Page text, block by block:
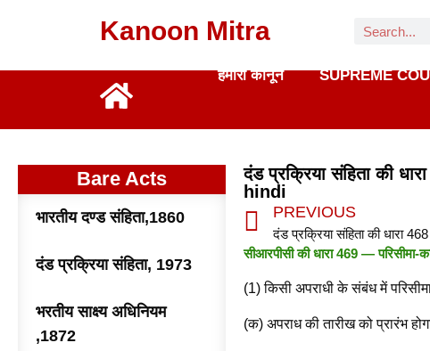
Kanoon Mitra
हमारा कानून SUPREME
Bare Acts
भारतीय दण्ड संहिता,1860
दंड प्रक्रिया संहिता, 1973
भरतीय साक्ष्य अधिनियम
,1872
दंड प्रक्रिया संहिता की
hindi
PREVIOUS
सीआरपीसी की धारा 469 — परिसीमा-
(1) किसी अपराधी के संबंध में
(क) अपराध की तारीख को प्रारंभ